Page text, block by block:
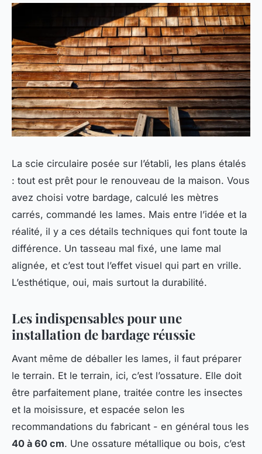
La scie circulaire posée sur l’établi, les plans étalés
: tout est prêt pour le renouveau de la maison. Vous
avez choisi votre bardage, calculé les mètres
carrés, commandé les lames. Mais entre l’idée et la
réalité, il y a ces détails techniques qui font toute la
différence. Un tasseau mal fixé, une lame mal
alignée, et c’est tout l’effet visuel qui part en vrille.
L’esthétique, oui, mais surtout la durabilité.
Les indispensables pour une
installation de bardage réussie
Avant même de déballer les lames, il faut préparer
le terrain. Et le terrain, ici, c’est l’ossature. Elle doit
être parfaitement plane, traitée contre les insectes
et la moisissure, et espacée selon les
recommandations du fabricant - en général tous les
40 à 60 cm. Une ossature métallique ou bois, c’est